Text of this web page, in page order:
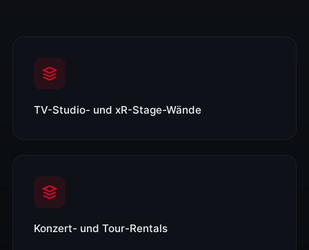
TV-Studio- und xR-Stage-Wände
Konzert- und Tour-Rentals